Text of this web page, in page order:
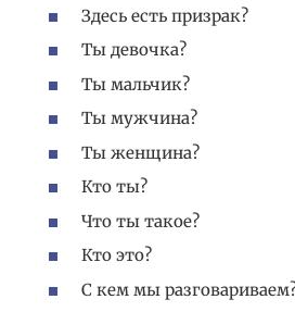
Здесь есть призрак?
Ты девочка?
Ты мальчик?
Ты мужчина?
Ты женщина?
Кто ты?
Что ты такое?
Кто это?
С кем мы